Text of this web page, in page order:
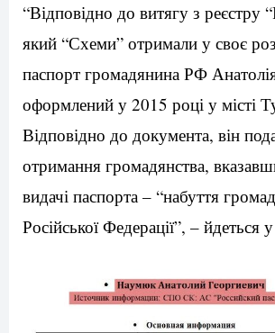
“Відповідно до витягу з реєстру
який “Схеми” отримали у своє
паспорт громадянина РФ
оформлений у 2015 році у місті
Відповідно до документа, він
отримання громадянства,
видачі паспорта – “набуття
Російської Федерації”, – йдеться